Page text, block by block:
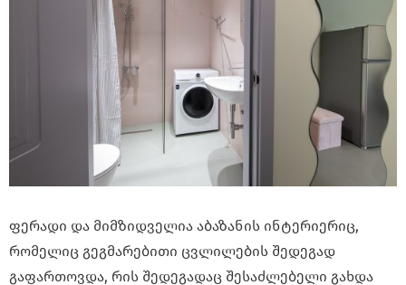
ფერადი და მიმზიდველია აბაზანის ინტერიერიც,
რომელიც გეგმარებითი ცვლილების შედეგად
გაფართოვდა, რის შედეგადაც შესაძლებელი გახდა